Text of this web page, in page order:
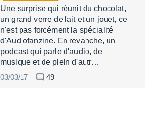
Une surprise qui réunit du chocolat,
un grand verre de lait et un jouet, ce
n'est pas forcément la spécialité
d'Audiofanzine. En revanche, un
podcast qui parle d'audio, de
musique et de plein d'autr…
03/03/17
49